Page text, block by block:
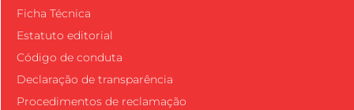
Ficha Técnica
Estatuto editorial
Código de conduta
Declaração de transparência
Procedimentos de reclamação